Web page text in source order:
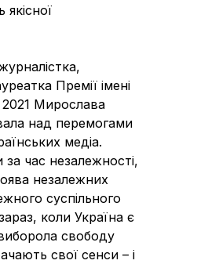
якісної
Премії імені
2021 Мирослава
над перемогами
медіа.
за час незалежності,
незалежних
суспільного
коли Україна є
свободу
свої сенси – і